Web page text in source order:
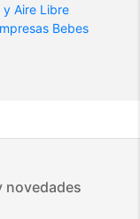
y Aire Libre
Bebes
novedades